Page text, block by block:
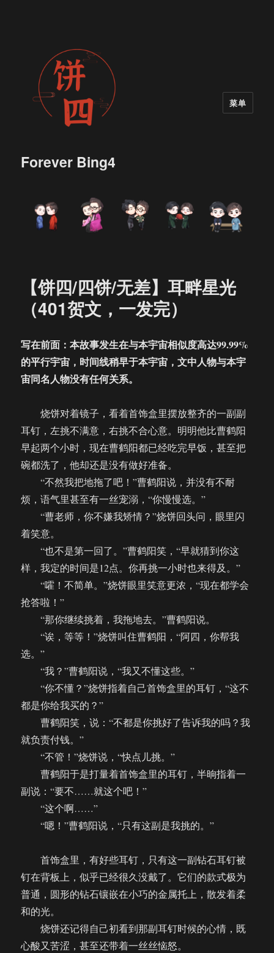
Forever Bing4
菜单
【饼四/四饼/无差】耳畔星光
（401贺文，一发完）
写在前面：本故事发生在与本宇宙相似度高达99.99%
的平行宇宙，时间线稍早于本宇宙，文中人物与本宇
宙同名人物没有任何关系。
烧饼对着镜子，看着首饰盒里摆放整齐的一副副
耳钉，左挑不满意，右挑不合心意。明明他比曹鹤阳
早起两个小时，现在曹鹤阳都已经吃完早饭，甚至把
碗都洗了，他却还是没有做好准备。
“不然我把地拖了吧！”曹鹤阳说，并没有不耐
烦，语气里甚至有一丝宠溺，“你慢慢选。”
“曹老师，你不嫌我矫情？”烧饼回头问，眼里闪
着笑意。
“也不是第一回了。”曹鹤阳笑，“早就猜到你这
样，我定的时间是12点。你再挑一小时也来得及。”
“嚯！不简单。”烧饼眼里笑意更浓，“现在都学会
抢答啦！”
“那你继续挑着，我拖地去。”曹鹤阳说。
“诶，等等！”烧饼叫住曹鹤阳，“阿四，你帮我
选。”
“我？”曹鹤阳说，“我又不懂这些。”
“你不懂？”烧饼指着自己首饰盒里的耳钉，“这不
都是你给我买的？”
曹鹤阳笑，说：“不都是你挑好了告诉我的吗？我
就负责付钱。”
“不管！”烧饼说，“快点儿挑。”
曹鹤阳于是打量着首饰盒里的耳钉，半晌指着一
副说：“要不……就这个吧！”
“这个啊……”
“嗯！”曹鹤阳说，“只有这副是我挑的。”
首饰盒里，有好些耳钉，只有这一副钻石耳钉被
钉在背板上，似乎已经很久没戴了。它们的款式极为
普通，圆形的钻石镶嵌在小巧的金属托上，散发着柔
和的光。
烧饼还记得自己初看到那副耳钉时候的心情，既
心酸又苦涩，甚至还带着一丝丝恼怒。